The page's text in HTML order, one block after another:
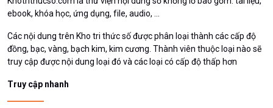
ebook, khóa học, ứng dụng, file, audio, ...
Các nội dung trên Kho tri thức số được phân loại thành các cấp độ
đồng, bạc, vàng, bạch kim, kim cương. Thành viên thuộc loại nào sẽ
truy cập được nội dung loại đó và các loại có cấp độ thấp hơn
Truy cập nhanh